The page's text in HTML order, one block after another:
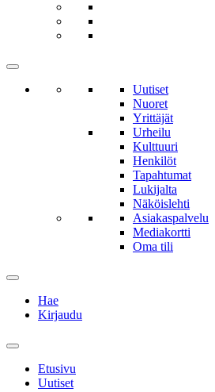
Uutiset
Nuoret
Yrittäjät
Urheilu
Kulttuuri
Henkilöt
Tapahtumat
Lukijalta
Näköislehti
Asiakaspalvelu
Mediakortti
Oma tili
Hae
Kirjaudu
Etusivu
Uutiset